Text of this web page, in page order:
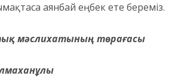
аянбай еңбек ете береміз.
мәслихатының төрағасы